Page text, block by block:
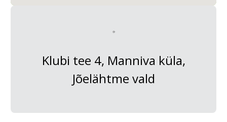
Klubi tee 4, Manniva küla,
Jõelähtme vald